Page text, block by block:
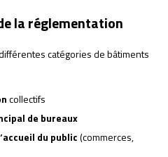
la réglementation
catégories de bâtiments
collectifs
de bureaux
du public(commerces,